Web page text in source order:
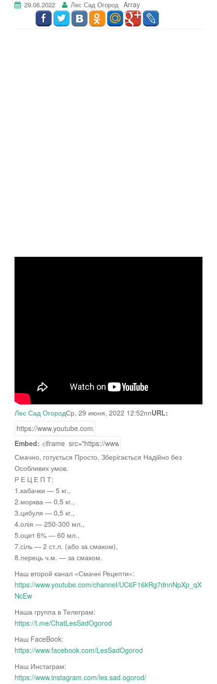
29.06.2022 Лес Сад Огород Array
Лес Сад ОгородСр, 29 июня, 2022 12:52ппURL:
Embed:
Смачно, готується Просто, Зберігається Надійно без
Особливих умов.
Р Е Ц Е П Т:
1.кабачки — 5 кг.,
2.морква — 0,5 кг.,
3.цибуля — 0,5 кг.,
4.олія — 250-300 мл.,
5.оцет 6% — 60 мл.,
7.сіль — 2 ст.л. (або за смаком),
8.перець ч.м. — за смаком.
Наш второй канал «Смачні Рецепти»:
https://www.youtube.com/channel/UC6F16kRg7dnnNpXp_qX
NcEw
Наша группа в Телеграм:
https://t.me/ChatLesSadOgorod
Наш FaceBook:
https://www.facebook.com/LesSadOgorod
Наш Инстаграм:
https://www.instagram.com/les.sad.ogorod/